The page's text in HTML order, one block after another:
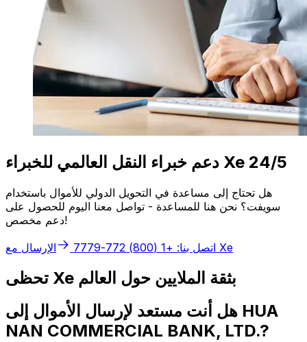
دعم خبراء النقل العالمي للخبراء Xe 24/5
هل تحتاج إلى مساعدة في التحويل الدولي للأموال باستخدام
سويفت؟ نحن هنا للمساعدة - تواصل معنا اليوم للحصول على
دعم مخصص!
اتصل بنا: +1 (800) 772-7779 الإرسال مع Xe
تحظى Xe بثقة الملايين حول العالم
هل أنت مستعد لإرسال الأموال إلى HUA
NAN COMMERCIAL BANK, LTD.?